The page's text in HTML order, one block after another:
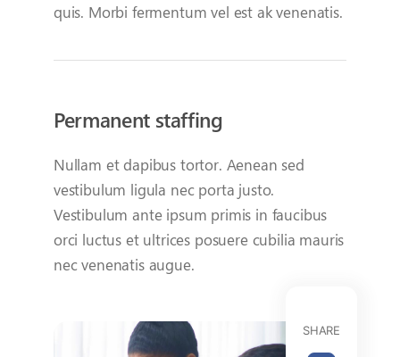
quis. Morbi fermentum vel est ak venenatis.
Permanent staffing
Nullam et dapibus tortor. Aenean sed
vestibulum ligula nec porta justo.
Vestibulum ante ipsum primis in faucibus
orci luctus et ultrices posuere cubilia mauris
nec venenatis augue.
SHARE